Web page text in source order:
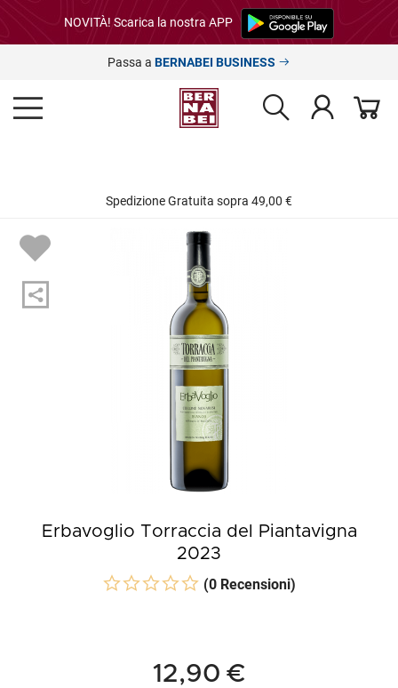
NOVITÀ! Scarica la nostra APP
Passa a BERNABEI BUSINESS
Spedizione Gratuita sopra 49,00 €
Erbavoglio Torraccia del Piantavigna
2023
(0 Recensioni)
12,90 €